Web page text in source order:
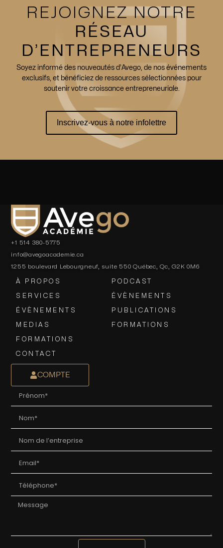
REJOIGNEZ NOTRE
RÉSEAU
D’ENTREPRENEURS
Soyez informé des nouveautés d’Avego, de nos événements
exclusifs, et bénéficiez de ressources sélectionnées pour
soutenir votre croissance entrepreneuriale.
Inscrivez-vous à notre infolettre
+1 514 380-5775
info@avegoacademie.ca
1255 boulevard Lebourgneuf, suite 550 Québec, Qc, G2K 0M6
À PROPOS
SERVICES
ÉVÈNEMENTS
MEDIAS
FORMATIONS
CONTACT
PODCAST
ÉVÈNEMENTS
PUBLICATIONS
FORMATIONS
COMPTE